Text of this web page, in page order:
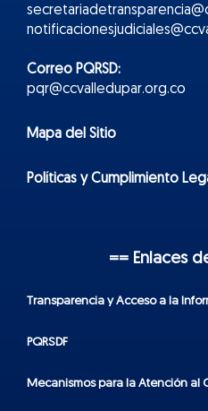
Correo PQRSD:
pqr@ccvalledupar.org.co
Mapa del Sitio
Políticas y Cumplimiento
== Enlaces
Transparencia y Acceso a la
PQRSDF
Mecanismos para la Atención al